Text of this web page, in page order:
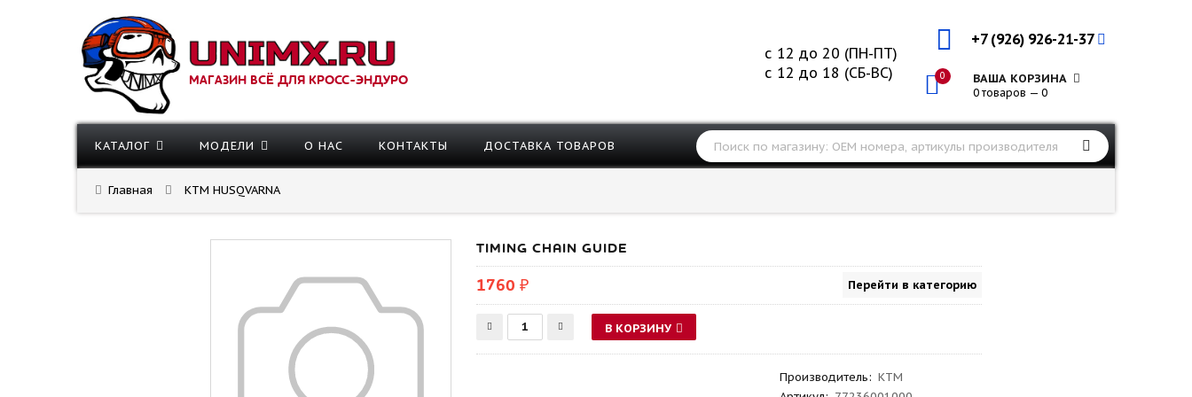
МАГАЗИН ВСЁ ДЛЯ КРОСС-ЭНДУРО
+7 (926) 926-21-37
0 ВАША КОРЗИНА
0 товаров — 0
с 12 до 20 (ПН-ПТ)
с 12 до 18 (СБ-ВС)
КАТАЛОГ МОДЕЛИ О НАС КОНТАКТЫ ДОСТАВКА ТОВАРОВ
Главная KTM HUSQVARNA
TIMING CHAIN GUIDE
1760 ₽ Перейти в категорию
В КОРЗИНУ
Производитель: KTM